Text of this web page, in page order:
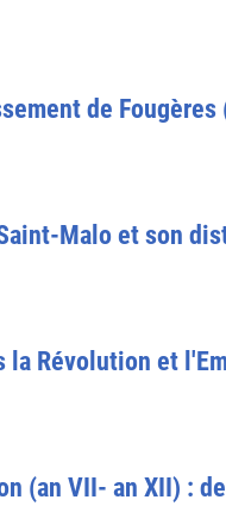
de
Malo et son
la Révolution et
(an VII- an XII) :